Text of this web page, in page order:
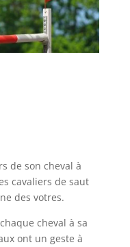
de son cheval à
cavaliers de saut
des votres.
cheval à sa
ont un geste à